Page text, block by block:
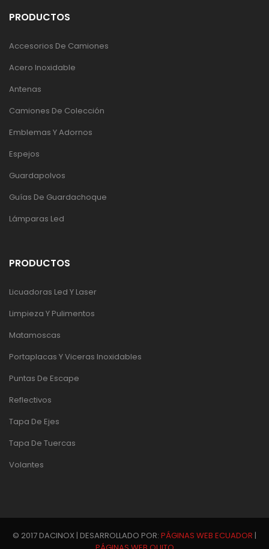
PRODUCTOS
Accesorios De Camiones
Acero Inoxidable
Antenas
Camiones De Colección
Emblemas Y Adornos
Espejos
Guardapolvos
Guías De Guardachoque
Lámparas Led
PRODUCTOS
Licuadoras Led Y Laser
Limpieza Y Pulimentos
Matamoscas
Portaplacas Y Viceras Inoxidables
Puntas De Escape
Reflectivos
Tapa De Ejes
Tapa De Tuercas
Volantes
© 2017 DACINOX | DESARROLLADO POR: PÁGINAS WEB ECUADOR |